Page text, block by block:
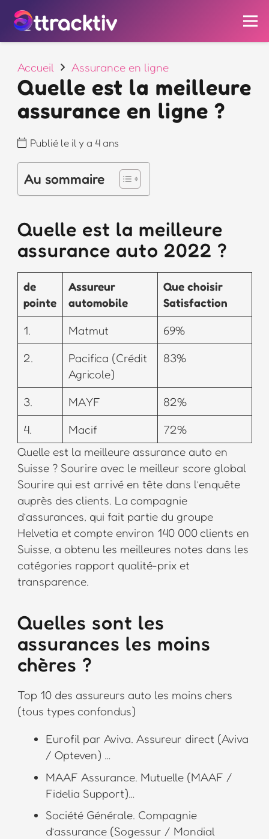
Accueil Assurance en ligne
Quelle est la meilleure
assurance en ligne ?
Publié le il y a 4 ans
Au sommaire
Quelle est la meilleure
assurance auto 2022 ?
de
pointe
Assureur
automobile
Que choisir
Satisfaction
1.
Matmut
69%
2.
Pacifica (Crédit
Agricole)
83%
3. MAYF
82%
4.
Macif
72%
Quelle est la meilleure assurance auto en
Suisse ? Sourire avec le meilleur score global
Sourire qui est arrivé en tête dans l’enquête
auprès des clients. La compagnie
d’assurances, qui fait partie du groupe
Helvetia et compte environ 140 000 clients en
Suisse, a obtenu les meilleures notes dans les
catégories rapport qualité-prix et
transparence.
Quelles sont les
assurances les moins
chères ?
Top 10 des assureurs auto les moins chers
(tous types confondus)
Eurofil par Aviva. Assureur direct (Aviva
/ Opteven) …
MAAF Assurance. Mutuelle (MAAF /
Fidelia Support)…
Société Générale. Compagnie
d’assurance (Sogessur / Mondial